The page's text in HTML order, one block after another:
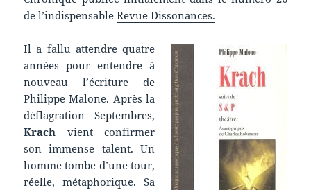
de l’indispensableRevue Dissonances.
Il a fallu attendre quatre
années pour entendre à
nouveau l’écriture de
Philippe Malone. Après la
déflagration Septembres,
Krach vient confirmer
son immense talent. Un
homme tombe d’une tour,
réelle, métaphorique. Sa